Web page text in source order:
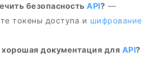
безопасность API? —
токены доступа и шифрование
хорошая документация для API?